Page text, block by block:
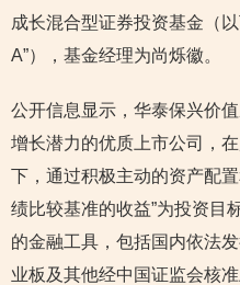
成长混合型证券投资基金（
A”），基金经理为尚烁徽。
公开信息显示，华泰保兴价
增长潜力的优质上市公司，
下，通过积极主动的资产配
绩比较基准的收益”为投资目
的金融工具，包括国内依法
业板及其他经中国证监会核